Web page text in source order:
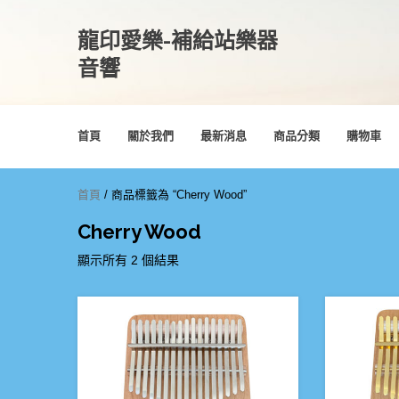
龍印愛樂-補給站樂器
音響
首頁 關於我們 最新消息 商品分類 購物車
首頁 / 商品標籤為 “Cherry Wood”
Cherry Wood
顯示所有 2 個結果